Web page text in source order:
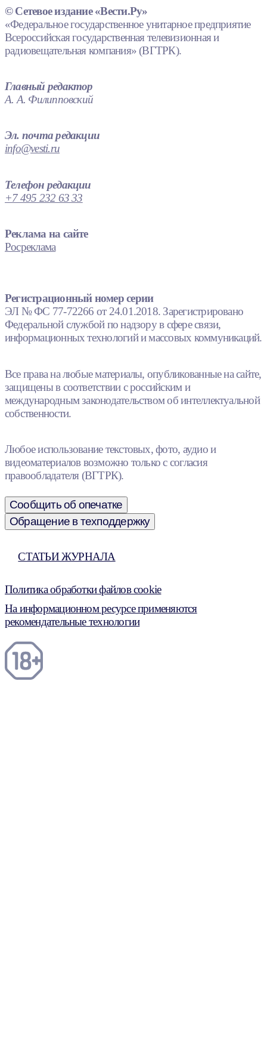
© Сетевое издание «Вести.Ру»
«Федеральное государственное унитарное предприятие
Всероссийская государственная телевизионная и
радиовещательная компания» (ВГТРК).
Главный редактор
А. А. Филипповский
Эл. почта редакции
info@vesti.ru
Телефон редакции
+7 495 232 63 33
Реклама на сайте
Росреклама
Регистрационный номер серии
ЭЛ № ФС 77-72266 от 24.01.2018. Зарегистрировано
Федеральной службой по надзору в сфере связи,
информационных технологий и массовых коммуникаций.
Все права на любые материалы, опубликованные на сайте,
защищены в соответствии с российским и
международным законодательством об интеллектуальной
собственности.
Любое использование текстовых, фото, аудио и
видеоматериалов возможно только с согласия
правообладателя (ВГТРК).
Сообщить об опечатке
Обращение в техподдержку
СТАТЬИ ЖУРНАЛА
Политика обработки файлов cookie
На информационном ресурсе применяются
рекомендательные технологии